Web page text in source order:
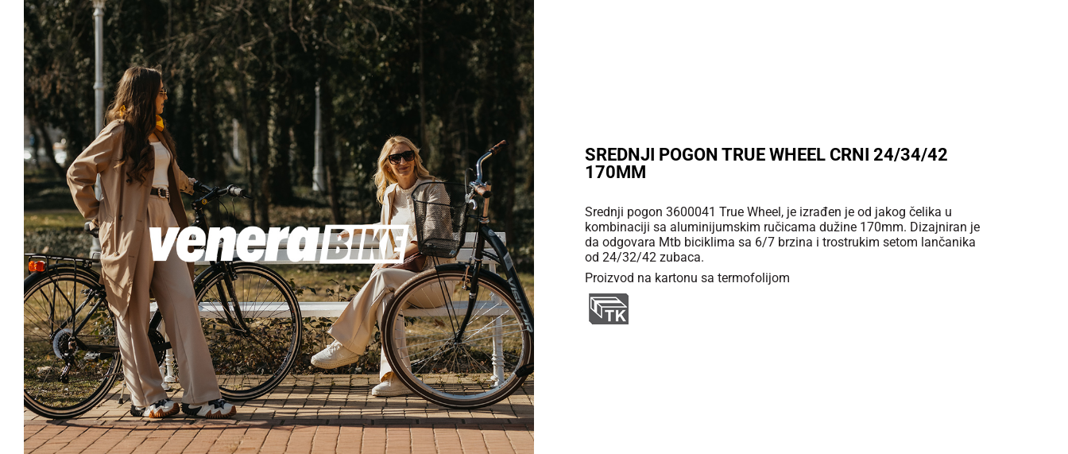
SREDNJI POGON TRUE WHEEL CRNI 24/34/42
170MM
Srednji pogon 3600041 True Wheel, je izrađen je od jakog čelika u
kombinaciji sa aluminijumskim ručicama dužine 170mm. Dizajniran je
da odgovara Mtb biciklima sa 6/7 brzina i trostrukim setom lančanika
od 24/32/42 zubaca.
Proizvod na kartonu sa termofolijom